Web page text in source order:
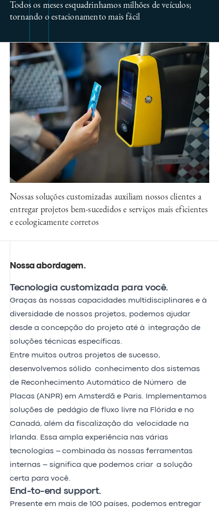
Todos os meses esquadrinhamos milhões de veículos;
tornando o estacionamento mais fácil
Nossas soluções customizadas auxiliam nossos clientes a
entregar projetos bem-sucedidos e serviços mais eficientes
e ecologicamente corretos
Nossa abordagem.
Tecnologia customizada para você.
Graças às nossas capacidades multidisciplinares e à
diversidade de nossos projetos, podemos ajudar
desde a concepção do projeto até à integração de
soluções técnicas específicas.
Entre muitos outros projetos de sucesso,
desenvolvemos sólido conhecimento dos sistemas
de Reconhecimento Automático de Número de
Placas (ANPR) em Amsterdã e Paris. Implementamos
soluções de pedágio de fluxo livre na Flórida e no
Canadá, além da fiscalização da velocidade na
Irlanda. Essa ampla experiência nas várias
tecnologias – combinada às nossas ferramentas
internas – significa que podemos criar a solução
certa para você.
End-to-end support.
Presente em mais de 100 países, podemos entregar